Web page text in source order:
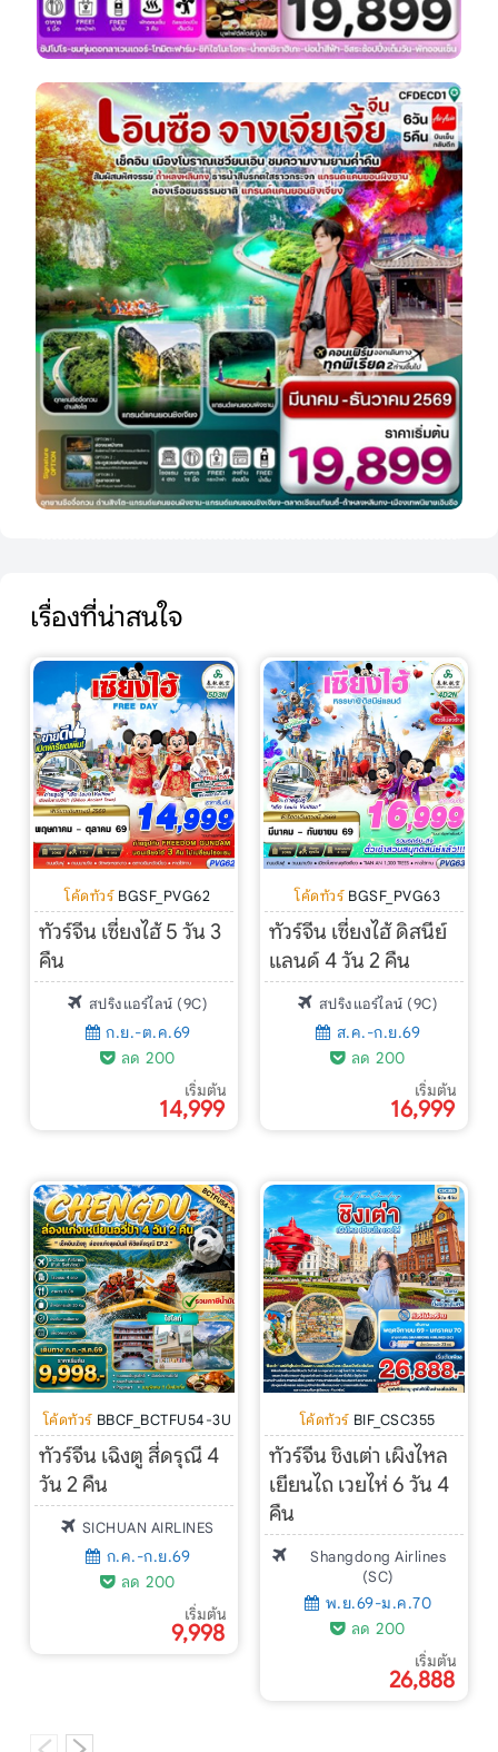
เรื่องที่น่าสนใจ
โค้ดทัวร์ BGSF_PVG62
ทัวร์จีน เซี่ยงไฮ้ 5 วัน 3
คืน
สปริงแอร์ไลน์ (9C)
ก.ย.-ต.ค.69
ลด 200
เริ่มต้น
14,999
โค้ดทัวร์ BGSF_PVG63
ทัวร์จีน เซี่ยงไฮ้ ดิสนีย์
แลนด์ 4 วัน 2 คืน
สปริงแอร์ไลน์ (9C)
ส.ค.-ก.ย.69
ลด 200
เริ่มต้น
16,999
โค้ดทัวร์ BBCF_BCTFU54-3U
ทัวร์จีน เฉิงตู สี่ดรุณี 4
วัน 2 คืน
SICHUAN AIRLINES
ก.ค.-ก.ย.69
ลด 200
เริ่มต้น
9,998
โค้ดทัวร์ BIF_CSC355
ทัวร์จีน ชิงเต่า เผิงไหล
เยียนไถ เวยไห่ 6 วัน 4
คืน
Shangdong Airlines
(SC)
พ.ย.69-ม.ค.70
ลด 200
เริ่มต้น
26,888